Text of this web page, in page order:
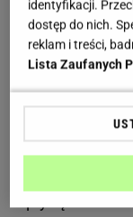
wykonać
Trening z
Ćwiczenia z
aktywacji
identyfikacji.
dostęp do nich.
reklam i treści,
Lista Zaufanych